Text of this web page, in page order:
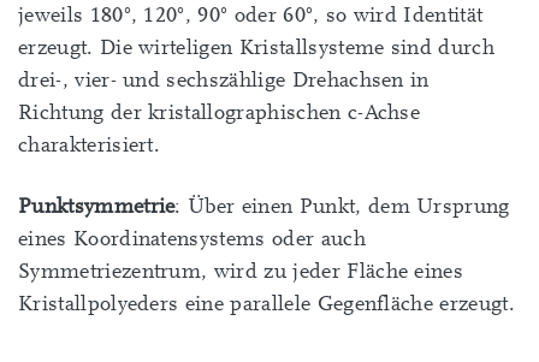
jeweils 180°, 120°, 90° oder 60°, so wird Identität
erzeugt. Die wirteligen Kristallsysteme sind durch
drei-, vier- und sechszählige Drehachsen in
Richtung der kristallographischen c-Achse
charakterisiert.
Punktsymmetrie: Über einen Punkt, dem Ursprung
eines Koordinatensystems oder auch
Symmetriezentrum, wird zu jeder Fläche eines
Kristallpolyeders eine parallele Gegenfläche erzeugt.